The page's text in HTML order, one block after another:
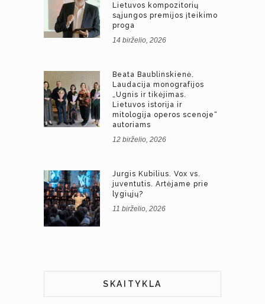
Lietuvos kompozitorių
sąjungos premijos įteikimo
proga
14 birželio, 2026
Beata Baublinskienė.
Laudacija monografijos
„Ugnis ir tikėjimas.
Lietuvos istorija ir
mitologija operos scenoje“
autoriams
12 birželio, 2026
Jurgis Kubilius. Vox vs.
juventutis. Artėjame prie
lygiųjų?
11 birželio, 2026
SKAITYKLA